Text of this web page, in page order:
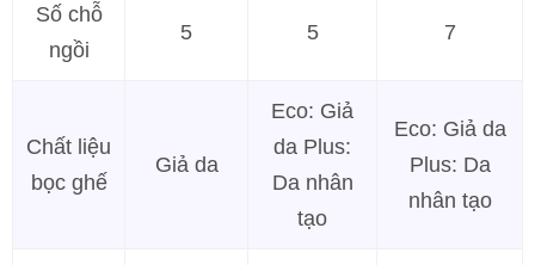
Số chỗ
ngồi
5 5 7
Chất liệu
bọc ghế
Giả da
Eco: Giả
da Plus:
Da nhân
tạo
Eco: Giả da
Plus: Da
nhân tạo